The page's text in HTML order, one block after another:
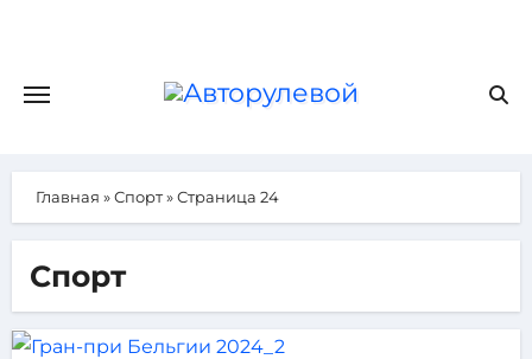
Главная »Спорт»Страница 24
Спорт